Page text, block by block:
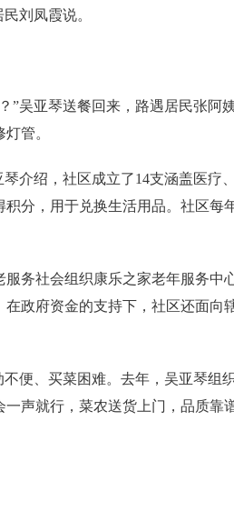
刘凤霞说。
亚琴送餐回来，路遇居民张阿
管。
绍，社区成立了14支涵盖医疗
分，用于兑换生活用品。社区每
社会组织康乐之家老年服务中
政府资金的支持下，社区还面向
、买菜困难。去年，吴亚琴组
声就行，菜农送货上门，品质靠